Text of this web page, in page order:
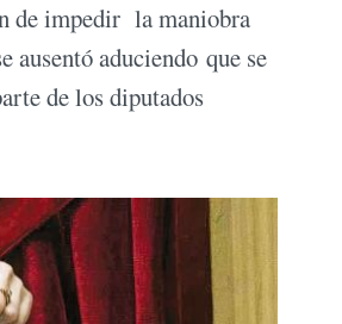
de impedir la maniobra
ausentó aduciendo que se
de los diputados